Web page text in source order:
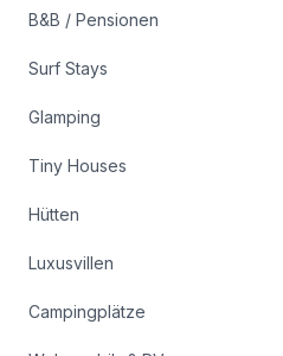
B&B / Pensionen
Surf Stays
Glamping
Tiny Houses
Hütten
Luxusvillen
Campingplätze